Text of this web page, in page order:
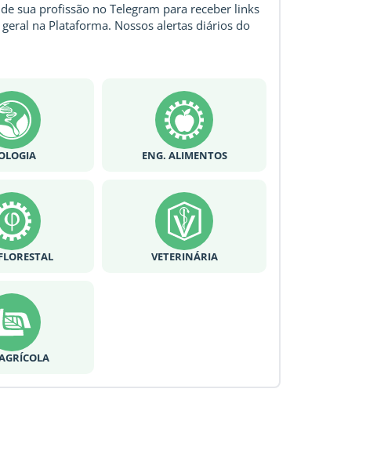
sua profissão no Telegram para receber links
na Plataforma. Nossos alertas diários do
ENG. ALIMENTOS
VETERINÁRIA